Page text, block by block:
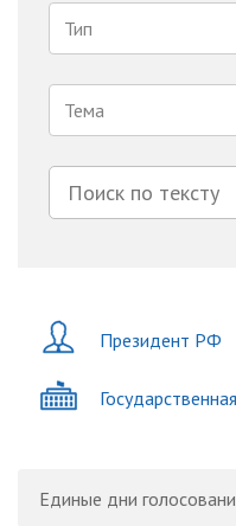
Тип
Тема
Президент РФ
Единые дни